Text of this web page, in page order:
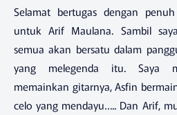
Selamat bertugas dengan
untuk Arif Maulana. Sambil
semua akan bersatu dalam
yang melegenda itu. Saya
memainkan gitarnya, Asfin
celo yang mendayu….. Dan Arif,